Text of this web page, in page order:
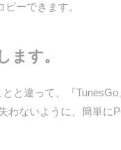
ーできます。
ます。
と違って、『
ないように、簡単に